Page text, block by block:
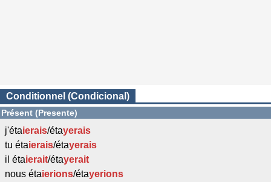
Conditionnel (Condicional)
Présent (Presente)
j'étaierais/étayerais
tu étaierais/étayerais
il étaierait/étayerait
nous étaierions/étayerions